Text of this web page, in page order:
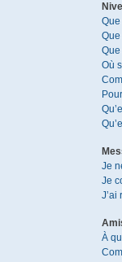
Que
Où
Je
Je
J’ai
À